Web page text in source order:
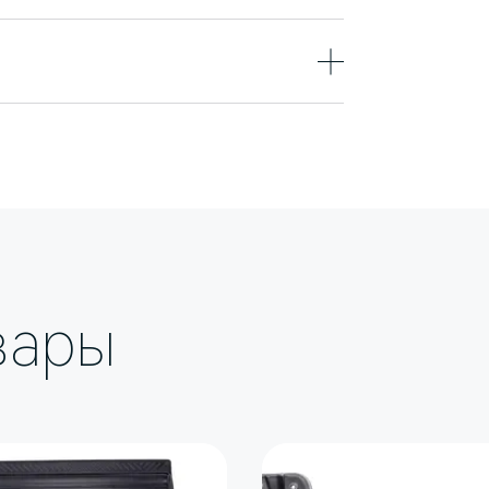
AITO M7
Полиуретан (TPE)